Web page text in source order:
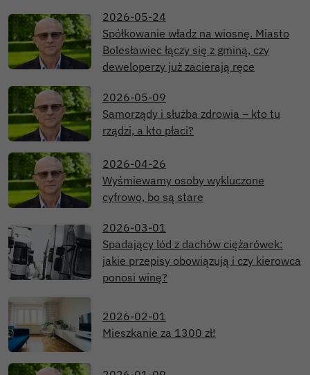
2026-05-24
Spółkowanie władz na wiosnę. Miasto
Bolesławiec łączy się z gminą, czy
deweloperzy już zacierają ręce
2026-05-09
Samorządy i służba zdrowia – kto tu
rządzi, a kto płaci?
2026-04-26
Wyśmiewamy osoby wykluczone
cyfrowo, bo są stare
2026-03-01
Spadający lód z dachów ciężarówek:
jakie przepisy obowiązują i czy kierowca
ponosi winę?
2026-02-01
Mieszkanie za 1300 zł!